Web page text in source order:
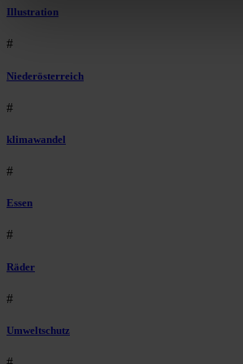
Illustration
#
Niederösterreich
#
klimawandel
#
Essen
#
Räder
#
Umweltschutz